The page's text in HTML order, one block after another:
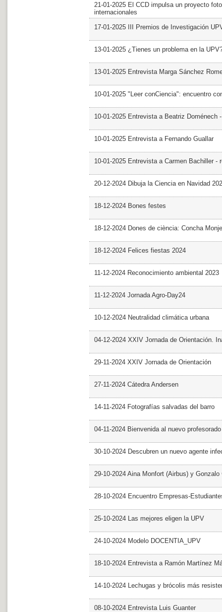
21-01-2025 El CCD impulsa un proyecto
internacionales
17-01-2025 III Premios de Investigación
13-01-2025 ¿Tienes un problema en la
13-01-2025 Entrevista Marga Sánchez
10-01-2025 "Leer conCiencia": encuentro
10-01-2025 Entrevista a Beatriz Doménech
10-01-2025 Entrevista a Fernando Guallar
10-01-2025 Entrevista a Carmen Bachiller -
20-12-2024 Dibuja la Ciencia en Navidad
18-12-2024 Bones festes
18-12-2024 Dones de ciència: Concha Monje
18-12-2024 Felices fiestas 2024
11-12-2024 Reconocimiento ambiental 2023
11-12-2024 Jornada Agro-Day24
10-12-2024 Neutralidad climática urbana
04-12-2024 XXIV Jornada de Orientación.
29-11-2024 XXIV Jornada de Orientación
27-11-2024 Cátedra Andersen
14-11-2024 Fotografías salvadas del barro
04-11-2024 Bienvenida al nuevo profesorado
30-10-2024 Descubren un nuevo agente
29-10-2024 Aina Monfort (Airbus) y
28-10-2024 Encuentro Empresas-
25-10-2024 Las mejores eligen la UPV
24-10-2024 Modelo DOCENTIA_UPV
18-10-2024 Entrevista a Ramón Martínez
14-10-2024 Lechugas y brócolis más
08-10-2024 Entrevista Luis Guanter